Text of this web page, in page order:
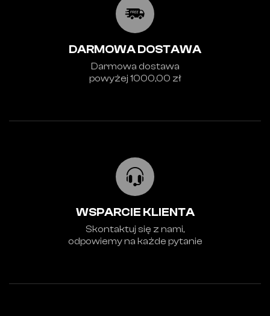
DARMOWA DOSTAWA
Darmowa dostawa
powyżej 1000,00 zł
WSPARCIE KLIENTA
Skontaktuj się z nami,
odpowiemy na każde pytanie